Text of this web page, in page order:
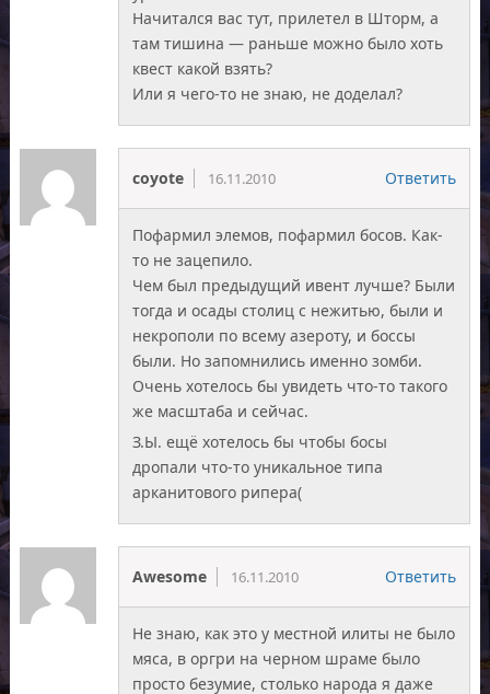
Начитался вас тут, прилетел в Шторм, а
там тишина — раньше можно было хоть
квест какой взять?
Или я чего-то не знаю, не доделал?
coyote 16.11.2010 Ответить
Пофармил элемов, пофармил босов. Как-
то не зацепило.
Чем был предыдущий ивент лучше? Были
тогда и осады столиц с нежитью, были и
некрополи по всему азероту, и боссы
были. Но запомнились именно зомби.
Очень хотелось бы увидеть что-то такого
же масштаба и сейчас.
З.Ы. ещё хотелось бы чтобы босы
дропали что-то уникальное типа
арканитового рипера(
Awesome 16.11.2010 Ответить
Не знаю, как это у местной илиты не было
мяса, в оргри на черном шраме было
просто безумие, столько народа я даже